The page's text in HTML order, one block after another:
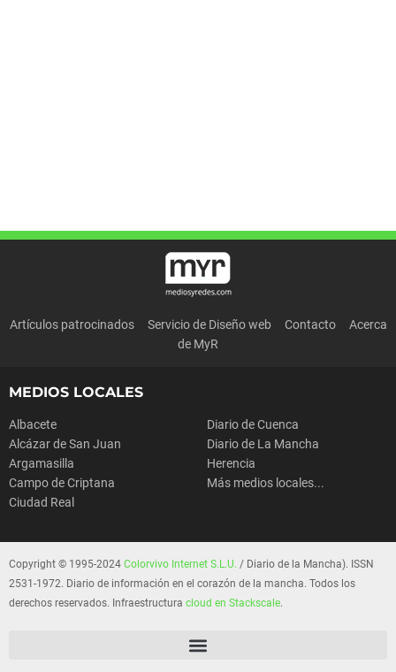
Artículos patrocinados Servicio de Diseño web Contacto
Acerca
de MyR
MEDIOS LOCALES
Albacete
Alcázar de San Juan
Argamasilla
Campo de Criptana
Ciudad Real
Diario de Cuenca
Diario de La Mancha
Herencia
Más medios locales...
Copyright © 1995-2024 Colorvivo Internet S.L.U. / Diario de la Mancha). ISSN
2531-1972. Diario de información en el corazón de la mancha. Todos los
derechos reservados. Infraestructura cloud en Stackscale.